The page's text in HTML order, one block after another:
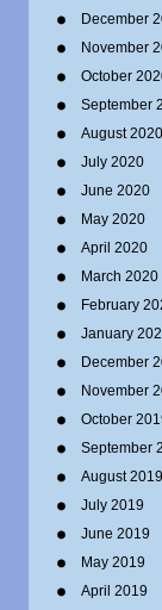
December
November
October
September
August 2020
July 2020
June 2020
May 2020
April 2020
March 2020
February
January
December
November
October
September
August 2019
July 2019
June 2019
May 2019
April 2019